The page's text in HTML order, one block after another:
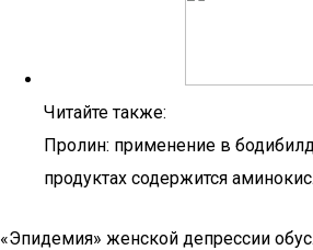
Читайте также:
Пролин: применение в
продуктах содержится
«Эпидемия» женской депрессии